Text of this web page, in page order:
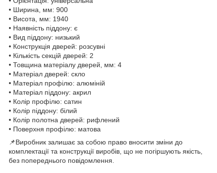
• Ширина, мм: 900
• Висота, мм: 1940
• Наявність піддону: є
• Вид піддону: низький
• Конструкція дверей: розсувні
• Кількість секцій дверей: 2
• Товщина матеріалу дверей, мм: 4
• Матеріал дверей: скло
• Матеріал профілю: алюміній
• Матеріал піддону: акрил
• Колір профілю: сатин
• Колір піддону: білий
• Колір полотна дверей: рифлений
• Поверхня профілю: матова
📌Виробник залишає за собою право вносити зміни до
комплектації та конструкції виробів, що не погіршують якість,
без попереднього повідомлення.